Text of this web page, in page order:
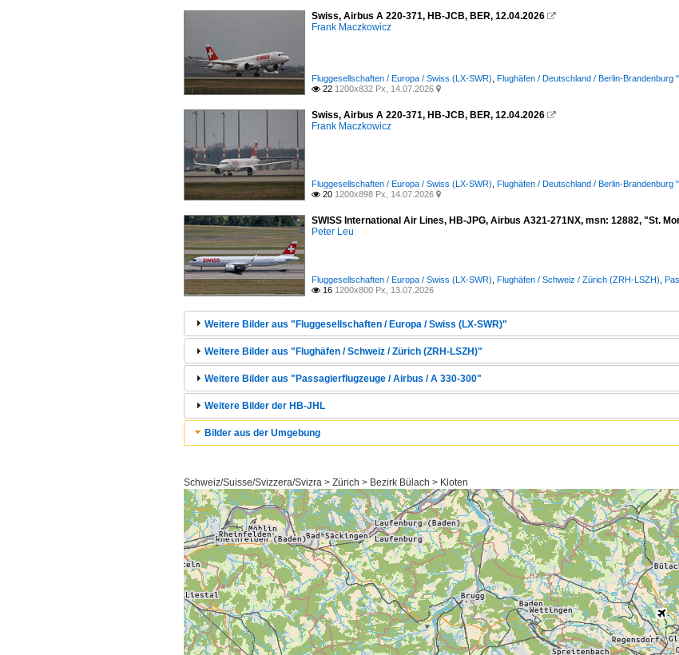
Swiss, Airbus A 220-371, HB-JCB, BER, 12.04.2026 
Frank Maczkowicz
Fluggesellschaften / Europa / Swiss (LX-SWR) Flughäfen / Deutschland / Berlin-Brandenburg
 22 1200x832 Px, 14.07.2026 
Swiss, Airbus A 220-371, HB-JCB, BER, 12.04.2026 
Frank Maczkowicz
Fluggesellschaften / Europa / Swiss (LX-SWR) Flughäfen / Deutschland / Berlin-Brandenburg
 20 1200x898 Px, 14.07.2026 
SWISS International Air Lines, HB-JPG, Airbus A321-271NX, msn: 12882, "St.
Peter Leu
Fluggesellschaften / Europa / Swiss (LX-SWR) Flughäfen / Schweiz / Zürich (ZRH-LSZH)
 16 1200x800 Px, 13.07.2026
Weitere Bilder aus "Fluggesellschaften / Europa / Swiss (LX-SWR)"
Weitere Bilder aus "Flughäfen / Schweiz / Zürich (ZRH-LSZH)"
Weitere Bilder aus "Passagierflugzeuge / Airbus / A 330-300"
Weitere Bilder der HB-JHL
Bilder aus der Umgebung
Schweiz/Suisse/Svizzera/Svizra > Zürich > Bezirk Bülach > Kloten